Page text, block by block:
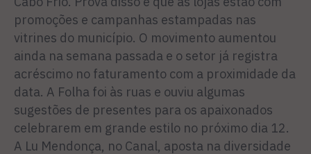
promoções e campanhas estampadas nas
vitrines do município. O movimento aumentou
ainda na semana passada e o setor já registra
acréscimo no faturamento com a proximidade da
data. A Folha foi às ruas e ouviu algumas
sugestões de presentes para os apaixonados
celebrarem em grande estilo no próximo dia 12.
A Lu Mendonça, no Canal, aposta na diversidade